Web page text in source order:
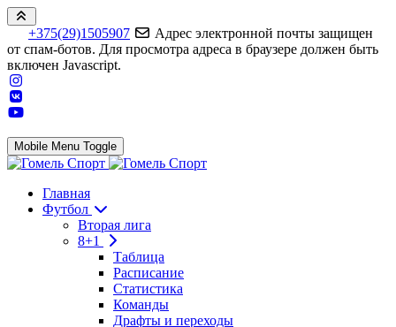
+375(29)1505907
Адрес электронной почты защищен
от спам-ботов. Для просмотра адреса в браузере должен быть
включен Javascript.
Mobile Menu Toggle
Главная
Футбол
Вторая лига
8+1
Таблица
Расписание
Статистика
Команды
Драфты и переходы